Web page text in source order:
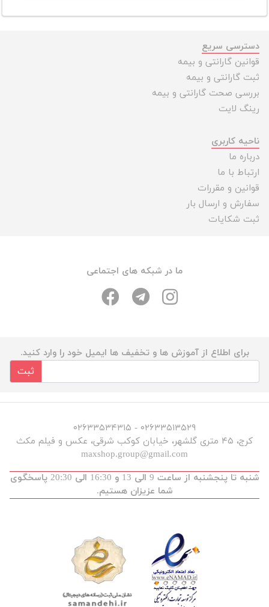
دسترسی سریع
قوانین گارانتی و بیمه
ثبت گارانتی و بیمه
بررسی صحت گارانتی و بیمه
رینگ لایت
ناحیه کاربری
درباره ما
ارتباط با ما
قوانین و مقررات
سفارش و ارسال بار
ثبت شکایات
ما در شبکه های اجتماعی
برای اطلاع از آموزش ها و تخفیف ها ایمیل خود را وارد کنید.
ثبت
۰۲۶۳۳۵۱۳۵۲۹ - ۰۲۶۳۳۵۳۴۳۱۵
کرج، ۴۵ متری گلشهر، خیابان کوکب شرقی، عکس و فیلم مکث
maxshop.group@gmail.com
شنبه تا پنجشنبه از ساعت 9 الی 13 و 16:30 الی 20:30 پاسخگوی
شما عزیزان هستیم.